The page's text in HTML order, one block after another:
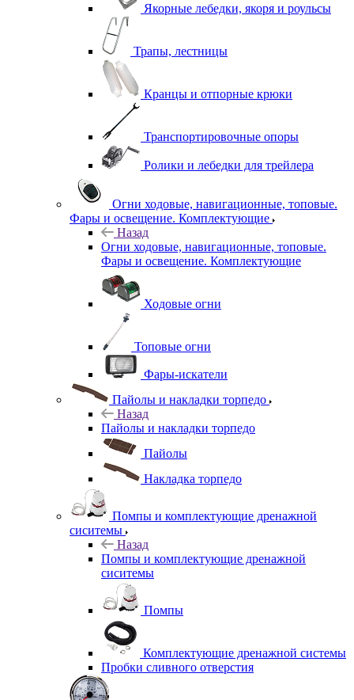
Якорные лебедки, якоря и роульсы
Трапы, лестницы
Кранцы и отпорные крюки
Транспортировочные опоры
Ролики и лебедки для трейлера
Огни ходовые, навигационные, топовые.
Фары и освещение. Комплектующие
Назад
Огни ходовые, навигационные, топовые.
Фары и освещение. Комплектующие
Ходовые огни
Топовые огни
Фары-искатели
Пайолы и накладки торпедо
Назад
Пайолы и накладки торпедо
Пайолы
Накладка торпедо
Помпы и комплектующие дренажной
сиситемы
Назад
Помпы и комплектующие дренажной
сиситемы
Помпы
Комплектующие дренажной системы
Пробки сливного отверстия